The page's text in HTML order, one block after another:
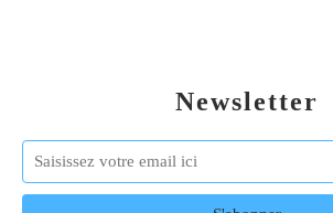
Newsletter